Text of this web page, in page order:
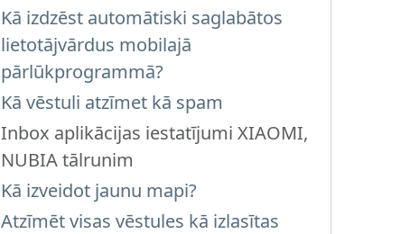
Kā izdzēst automātiski saglabātos
lietotājvārdus mobilajā
pārlūkprogrammā?
Kā vēstuli atzīmet kā spam
Inbox aplikācijas iestatījumi XIAOMI,
NUBIA tālrunim
Kā izveidot jaunu mapi?
Atzīmēt visas vēstules kā izlasītas